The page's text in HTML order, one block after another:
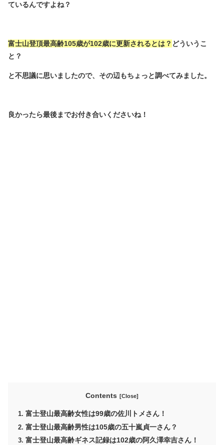
ているんですよね？
富士山登頂最高齢105歳が102歳に更新されるとは？ どういうこ
と？
と不思議に思いましたので、その辺もちょっと調べてみました。
良かったら最後までお付き合いくださいね！
Contents
富士登山最高齢女性は99歳の佐川トメさん！
富士登山最高齢男性は105歳の五十嵐貞一さん？
富士登山最高齢ギネス記録は102歳の阿久澤幸吉さん！